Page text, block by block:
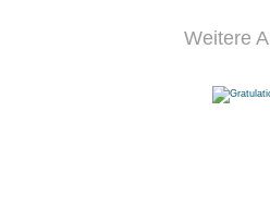
Weitere